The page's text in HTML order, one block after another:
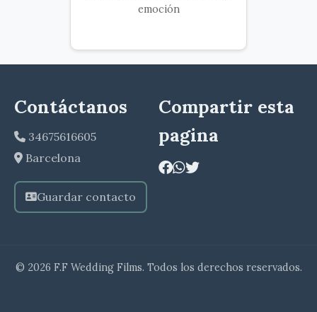
emoción
Contáctanos
34675616605
Barcelona
Guardar contacto
Compartir esta
pagina
© 2026 F.F Wedding Films. Todos los derechos reservados.